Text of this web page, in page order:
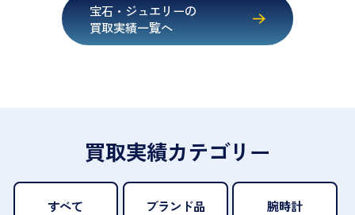
宝石・ジュエリーの
買取実績一覧へ
買取実績カテゴリー
すべて ブランド品 腕時計